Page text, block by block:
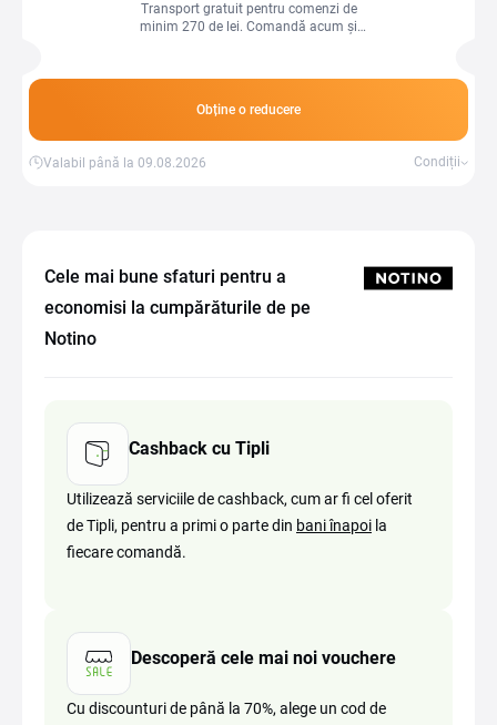
Transport gratuit pentru comenzi de
minim 270 de lei. Comandă acum și
Obține o reducere
Valabil până la 09.08.2026 Condiții
Cele mai bune sfaturi pentru a
economisi la cumpărăturile de pe
Notino
Cashback cu Tipli
Utilizează serviciile de cashback, cum ar fi cel oferit
de Tipli, pentru a primi o parte din bani înapoi la
fiecare comandă.
Descoperă cele mai noi vouchere
Cu discounturi de până la 70%, alege un cod de